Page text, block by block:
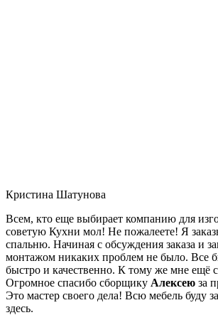
Кристина Шатунова
Всем, кто еще выбирает компанию для
советую Кухни мол! Не пожалеете! Я
спальню. Начиная с обсуждения заказа и
монтажом никаких проблем не было. Все
быстро и качественно. К тому же мне ещё
Огромное спасибо сборщику Алексею за
Это мастер своего дела! Всю мебель буду
здесь.